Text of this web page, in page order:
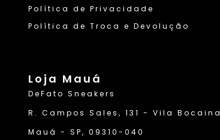
Política de Privacidade
Política de Troca e Devolução
Loja Mauá
DeFato Sneakers
R. Campos Sales, 131 - Vila Bocaina
Mauá - SP, 09310-040